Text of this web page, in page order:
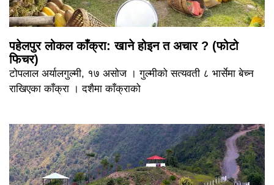
पहेलपुर लोकल काँक्रा: खाने होइन त अचार ? (फोटो
फिचर)
टोपलाल अर्यालगुल्मी, १७ असोज । गुल्मीको सत्यवती ८ भार्सेमा बेच्न
राखिएका काँक्रा । दशैमा काँक्राको